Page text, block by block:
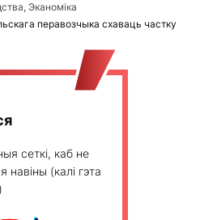
Эканоміка
перавозчыка схаваць частку
сеткі, каб не
навіны (калі гэта